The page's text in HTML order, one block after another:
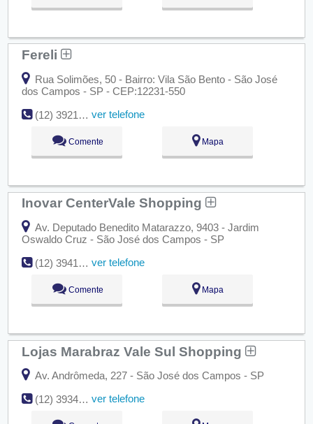
Fereli
Rua Solimões, 50 - Bairro: Vila São Bento - São José
dos Campos - SP - CEP:12231-550
(12) 3921-1313
ver telefone
Comente Mapa
Inovar CenterVale Shopping
Av. Deputado Benedito Matarazzo, 9403 - Jardim
Oswaldo Cruz - São José dos Campos - SP
(12) 3941-8557
ver telefone
Comente Mapa
Lojas Marabraz Vale Sul Shopping
Av. Andrômeda, 227 - São José dos Campos - SP
(12) 3934-9804
ver telefone